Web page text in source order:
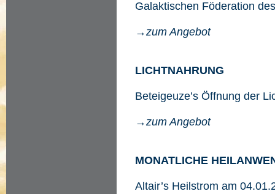
Galaktischen Föderation
→zum Angebot
LICHTNAHRUNG
Beteigeuze’s Öffnung der
→zum Angebot
MONATLICHE
Altair’s Heilstrom am